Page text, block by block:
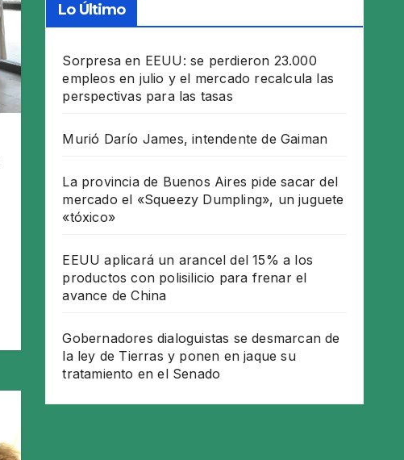
Lo Último
Sorpresa en EEUU: se perdieron 23.000
empleos en julio y el mercado recalcula las
perspectivas para las tasas
Murió Darío James, intendente de Gaiman
La provincia de Buenos Aires pide sacar del
mercado el «Squeezy Dumpling», un juguete
«tóxico»
EEUU aplicará un arancel del 15% a los
productos con polisilicio para frenar el
avance de China
Gobernadores dialoguistas se desmarcan de
la ley de Tierras y ponen en jaque su
tratamiento en el Senado